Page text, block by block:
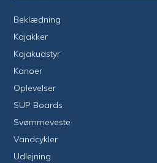
Beklædning
Kajakker
Kajakudstyr
Kanoer
Oplevelser
SUP Boards
Svømmeveste
Vandcykler
Udlejning